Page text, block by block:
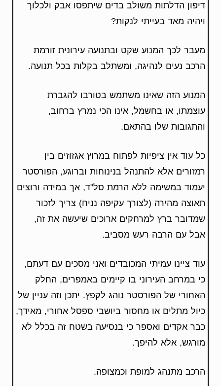
דיפון הדלתות משולב בדים שיתפסו אבק ולכלוך
ויהיה מאד בעייתי לנקות?
מעבר לכך המנוע שקט ובתנועה עירונית זורמת
הרכב נעים לנהיגה, ומשתלב בקלות בכל תנועה.
המנוע הזה שאינו משתמש בטורבו להגברת
עוצמתו, או בחשמל, אינו הכי נמרץ ברחוב,
והתגובות שלו בהתאם.
כל עוד אין ציפיות לפתוח במרוץ אגזוזים בין
רמזורים אלא להתנהל בנינוחות וברוגע, הפורסטר
יעמוד במשימה ללא הרמת סל"ד, אך במידה ורוצים
תאוצה מהירה (לצורך עקיפה נניח) צריך לזכור
שמדובר ברץ למרחקים ארוכים שיעשה את זה,
אבל עם הרבה רעש מסביב.
עוד ציינו עמיתי המכובדים ואני מסכים עם דעתם,
כי במרחב העירוני בו קיימים באמפרים, החלק
האחורי של הפורסטר נוהג לקפץ. יתכן וזה עניין של
כיול מתלים או מחסור ביושבי ספסל אחורי, מאידך,
כבר אקדים ואספר כי בנסיעה בשטח זה בכלל לא
מורגש, אלא להיפך.
הרכב מתנהג למופת וכמצופה.